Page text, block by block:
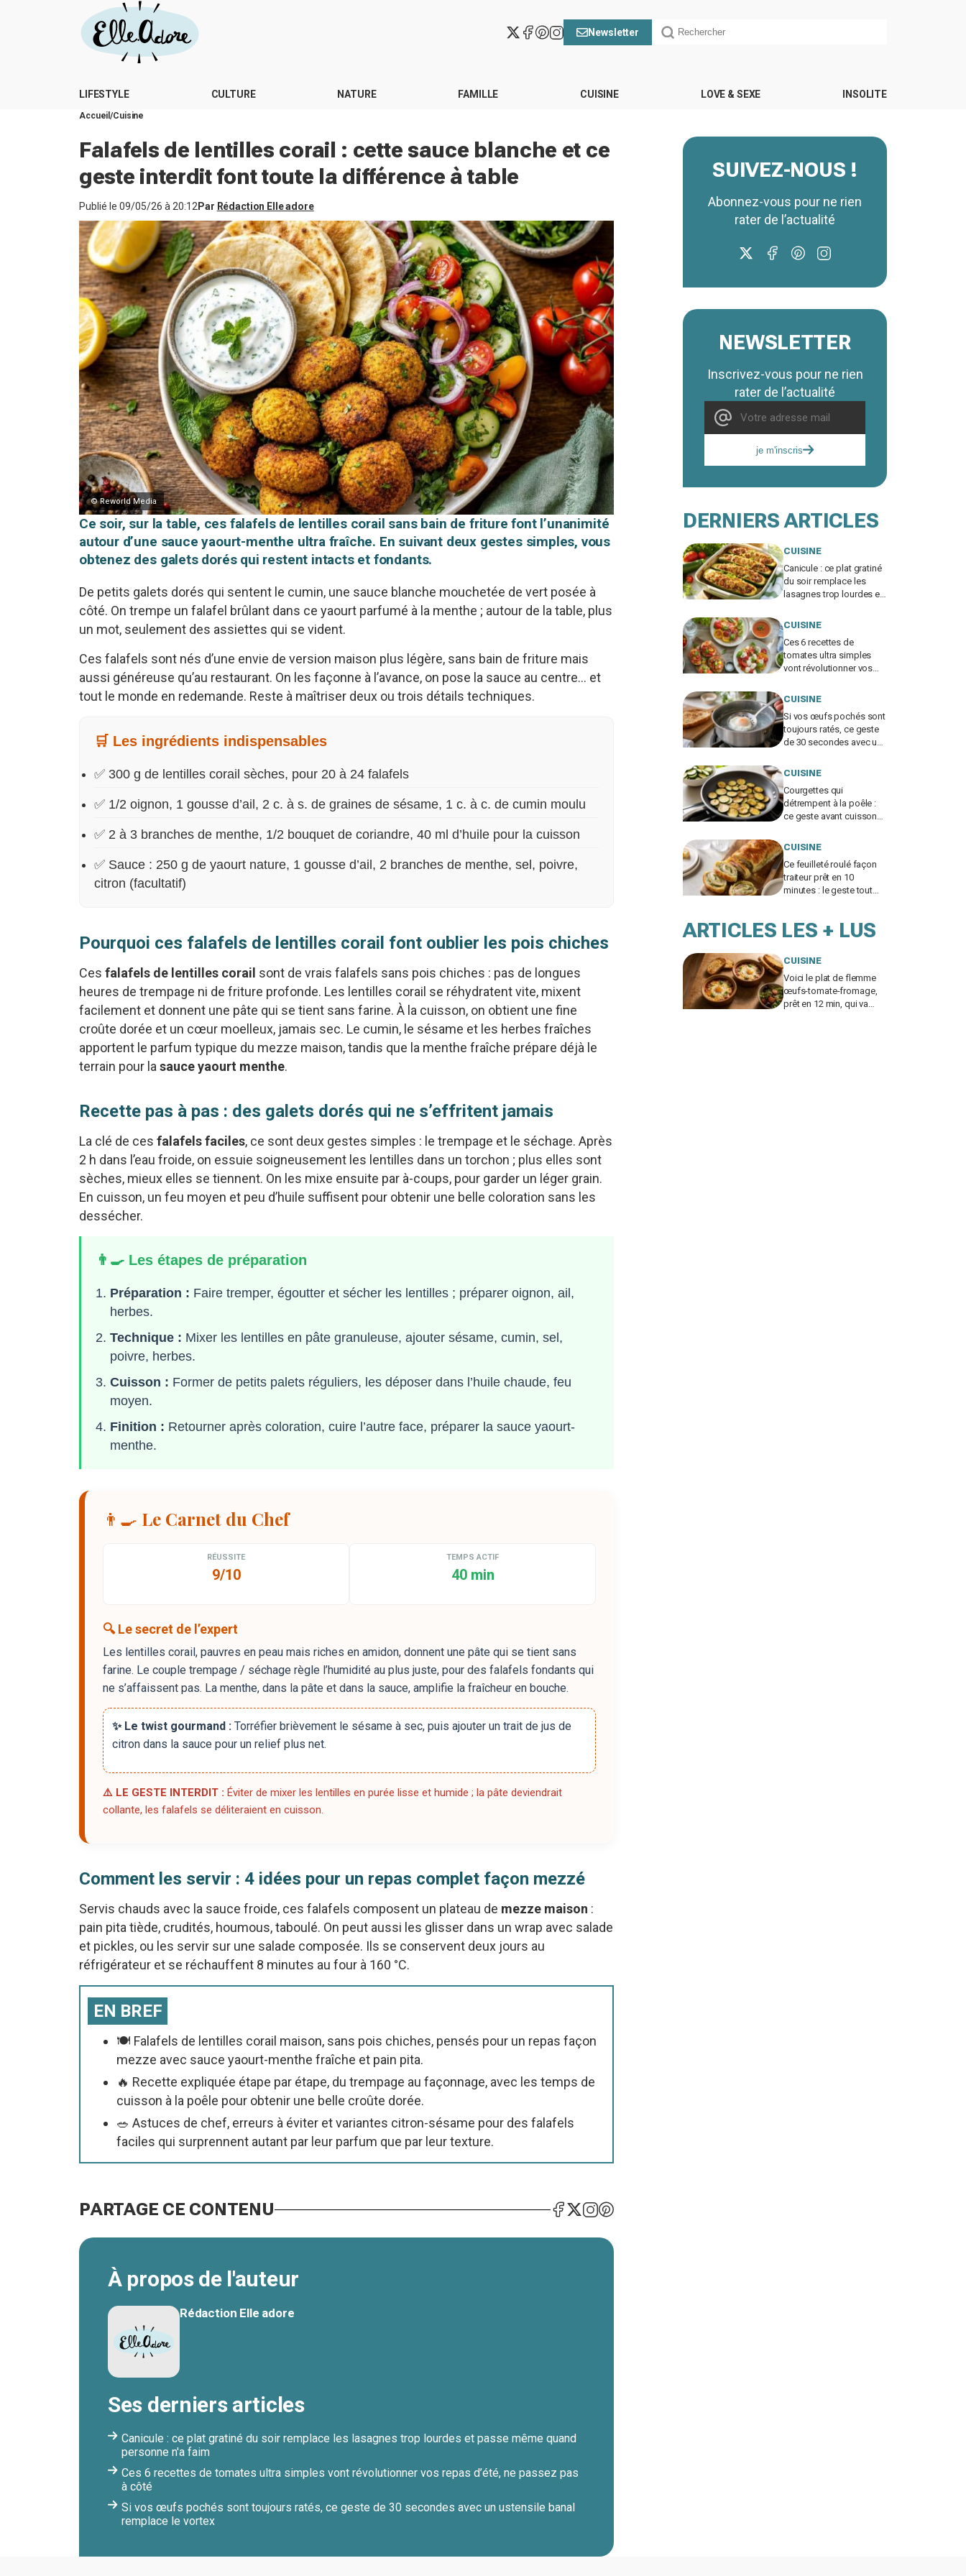
Newsletter
LIFESTYLE CULTURE NATURE FAMILLE CUISINE LOVE & SEXE INSOLITE
Accueil Cuisine
Falafels de lentilles corail : cette sauce blanche et ce
geste interdit font toute la différence à table
Publié le 09/05/26 à 20:12 Par Rédaction Elle adore
© Reworld Media
Ce soir, sur la table, ces falafels de lentilles corail sans bain de friture font l’unanimité
autour d’une sauce yaourt-menthe ultra fraîche. En suivant deux gestes simples, vous
obtenez des galets dorés qui restent intacts et fondants.
De petits galets dorés qui sentent le cumin, une sauce blanche mouchetée de vert posée à
côté. On trempe un falafel brûlant dans ce yaourt parfumé à la menthe ; autour de la table, plus
un mot, seulement des assiettes qui se vident.
Ces falafels sont nés d’une envie de version maison plus légère, sans bain de friture mais
aussi généreuse qu’au restaurant. On les façonne à l’avance, on pose la sauce au centre… et
tout le monde en redemande. Reste à maîtriser deux ou trois détails techniques.
🛒 Les ingrédients indispensables
✅ 300 g de lentilles corail sèches, pour 20 à 24 falafels
✅ 1/2 oignon, 1 gousse d’ail, 2 c. à s. de graines de sésame, 1 c. à c. de cumin moulu
✅ 2 à 3 branches de menthe, 1/2 bouquet de coriandre, 40 ml d’huile pour la cuisson
✅ Sauce : 250 g de yaourt nature, 1 gousse d’ail, 2 branches de menthe, sel, poivre,
citron (facultatif)
Pourquoi ces falafels de lentilles corail font oublier les pois chiches
Ces falafels de lentilles corail sont de vrais falafels sans pois chiches : pas de longues
heures de trempage ni de friture profonde. Les lentilles corail se réhydratent vite, mixent
facilement et donnent une pâte qui se tient sans farine. À la cuisson, on obtient une fine
croûte dorée et un cœur moelleux, jamais sec. Le cumin, le sésame et les herbes fraîches
apportent le parfum typique du mezze maison, tandis que la menthe fraîche prépare déjà le
terrain pour la sauce yaourt menthe.
Recette pas à pas : des galets dorés qui ne s’effritent jamais
La clé de ces falafels faciles, ce sont deux gestes simples : le trempage et le séchage. Après
2 h dans l’eau froide, on essuie soigneusement les lentilles dans un torchon ; plus elles sont
sèches, mieux elles se tiennent. On les mixe ensuite par à-coups, pour garder un léger grain.
En cuisson, un feu moyen et peu d’huile suffisent pour obtenir une belle coloration sans les
dessécher.
👨‍🍳 Les étapes de préparation
Préparation : Faire tremper, égoutter et sécher les lentilles ; préparer oignon, ail,
herbes.
Technique : Mixer les lentilles en pâte granuleuse, ajouter sésame, cumin, sel,
poivre, herbes.
Cuisson : Former de petits palets réguliers, les déposer dans l’huile chaude, feu
moyen.
Finition : Retourner après coloration, cuire l’autre face, préparer la sauce yaourt-
menthe.
👨‍🍳 Le Carnet du Chef
RÉUSSITE
9/10
TEMPS ACTIF
40 min
🔍 Le secret de l’expert
Les lentilles corail, pauvres en peau mais riches en amidon, donnent une pâte qui se tient sans
farine. Le couple trempage / séchage règle l’humidité au plus juste, pour des falafels fondants qui
ne s’affaissent pas. La menthe, dans la pâte et dans la sauce, amplifie la fraîcheur en bouche.
✨ Le twist gourmand : Torréfier brièvement le sésame à sec, puis ajouter un trait de jus de
citron dans la sauce pour un relief plus net.
⚠️ LE GESTE INTERDIT : Éviter de mixer les lentilles en purée lisse et humide ; la pâte deviendrait
collante, les falafels se déliteraient en cuisson.
Comment les servir : 4 idées pour un repas complet façon mezzé
Servis chauds avec la sauce froide, ces falafels composent un plateau de mezze maison :
pain pita tiède, crudités, houmous, taboulé. On peut aussi les glisser dans un wrap avec salade
et pickles, ou les servir sur une salade composée. Ils se conservent deux jours au
réfrigérateur et se réchauffent 8 minutes au four à 160 °C.
EN BREF
🍽️ Falafels de lentilles corail maison, sans pois chiches, pensés pour un repas façon
mezze avec sauce yaourt-menthe fraîche et pain pita.
🔥 Recette expliquée étape par étape, du trempage au façonnage, avec les temps de
cuisson à la poêle pour obtenir une belle croûte dorée.
🥗 Astuces de chef, erreurs à éviter et variantes citron-sésame pour des falafels
faciles qui surprennent autant par leur parfum que par leur texture.
PARTAGE CE CONTENU
À propos de l'auteur
Rédaction Elle adore
Ses derniers articles
Canicule : ce plat gratiné du soir remplace les lasagnes trop lourdes et passe même quand
personne n'a faim
Ces 6 recettes de tomates ultra simples vont révolutionner vos repas d’été, ne passez pas
à côté
Si vos œufs pochés sont toujours ratés, ce geste de 30 secondes avec un ustensile banal
remplace le vortex
SUIVEZ-NOUS !
Abonnez-vous pour ne rien
rater de l’actualité
NEWSLETTER
Inscrivez-vous pour ne rien
rater de l’actualité
je m'inscris
DERNIERS ARTICLES
CUISINE
Canicule : ce plat gratiné
du soir remplace les
lasagnes trop lourdes et
personne n'a faim
CUISINE
Ces 6 recettes de
tomates ultra simples
vont révolutionner vos
pas à côté
CUISINE
Si vos œufs pochés sont
toujours ratés, ce geste
de 30 secondes avec un
le vortex
CUISINE
Courgettes qui
détrempent à la poêle :
ce geste avant cuisson
donne une croûte dorée
CUISINE
Ce feuilleté roulé façon
traiteur prêt en 10
minutes : le geste tout
ARTICLES LES + LUS
CUISINE
Voici le plat de flemme
œufs-tomate-fromage,
prêt en 12 min, qui va